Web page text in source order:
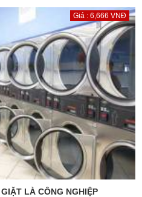
Giá : 6,666 VNĐ
LÀ CÔNG NGHIỆP